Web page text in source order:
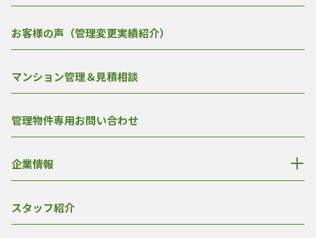
お客様の声（管理変更実績紹介）
マンション管理＆見積相談
管理物件専用お問い合わせ
企業情報
スタッフ紹介